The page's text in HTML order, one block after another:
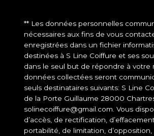
** Les données personnelles
nécessaires aux fins de vous
enregistrées dans un fichier
destinées à S Line Coiffure et ses
dans le seul but de répondre à votre
données collectées seront
seuls destinataires suivants: S Line
de la Porte Guillaume 28000
solinecoiffure@gmail.com. Vous
d’accès, de rectification,
portabilité, de limitation,